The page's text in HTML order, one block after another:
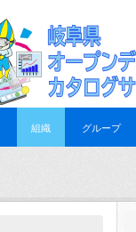
組織 グループ